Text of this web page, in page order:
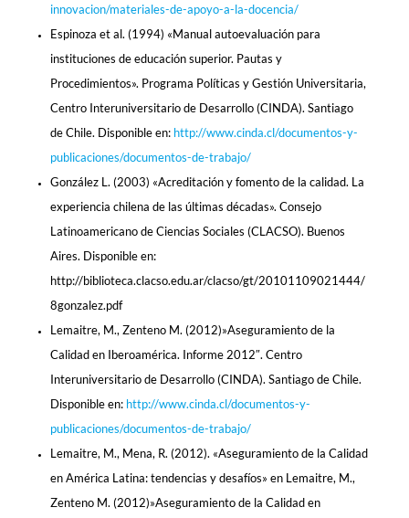
innovacion/materiales-de-apoyo-a-la-docencia/
Espinoza et al. (1994) «Manual autoevaluación para
instituciones de educación superior. Pautas y
Procedimientos». Programa Políticas y Gestión Universitaria,
Centro Interuniversitario de Desarrollo (CINDA). Santiago
de Chile. Disponible en: http://www.cinda.cl/documentos-y-
publicaciones/documentos-de-trabajo/
González L. (2003) «Acreditación y fomento de la calidad. La
experiencia chilena de las últimas décadas». Consejo
Latinoamericano de Ciencias Sociales (CLACSO). Buenos
Aires. Disponible en:
http://biblioteca.clacso.edu.ar/clacso/gt/20101109021444/
8gonzalez.pdf
Lemaitre, M., Zenteno M. (2012)»Aseguramiento de la
Calidad en Iberoamérica. Informe 2012″. Centro
Interuniversitario de Desarrollo (CINDA). Santiago de Chile.
Disponible en: http://www.cinda.cl/documentos-y-
publicaciones/documentos-de-trabajo/
Lemaitre, M., Mena, R. (2012). «Aseguramiento de la Calidad
en América Latina: tendencias y desafíos» en Lemaitre, M.,
Zenteno M. (2012)»Aseguramiento de la Calidad en